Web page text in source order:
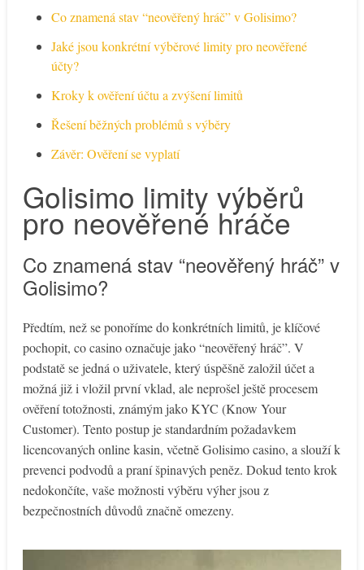
Co znamená stav “neověřený hráč” v Golisimo?
Jaké jsou konkrétní výběrové limity pro neověřené
účty?
Kroky k ověření účtu a zvýšení limitů
Řešení běžných problémů s výběry
Závěr: Ověření se vyplatí
Golisimo limity výběrů
pro neověřené hráče
Co znamená stav “neověřený hráč” v
Golisimo?
Předtím, než se ponoříme do konkrétních limitů, je klíčové
pochopit, co casino označuje jako “neověřený hráč”. V
podstatě se jedná o uživatele, který úspěšně založil účet a
možná již i vložil první vklad, ale neprošel ještě procesem
ověření totožnosti, známým jako KYC (Know Your
Customer). Tento postup je standardním požadavkem
licencovaných online kasin, včetně Golisimo casino, a slouží k
prevenci podvodů a praní špinavých peněz. Dokud tento krok
nedokončíte, vaše možnosti výběru výher jsou z
bezpečnostních důvodů značně omezeny.